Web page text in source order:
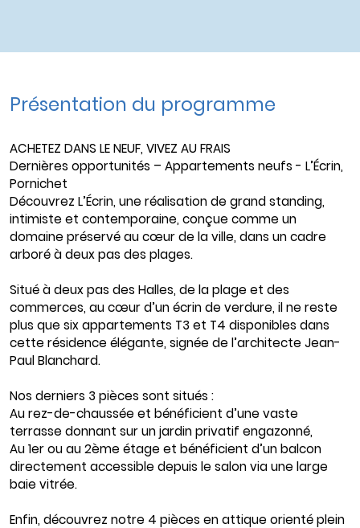
Présentation du programme
ACHETEZ DANS LE NEUF, VIVEZ AU FRAIS
Dernières opportunités – Appartements neufs - L’Écrin,
Pornichet
Découvrez L’Écrin, une réalisation de grand standing,
intimiste et contemporaine, conçue comme un
domaine préservé au cœur de la ville, dans un cadre
arboré à deux pas des plages.
Situé à deux pas des Halles, de la plage et des
commerces, au cœur d’un écrin de verdure, il ne reste
plus que six appartements T3 et T4 disponibles dans
cette résidence élégante, signée de l’architecte Jean-
Paul Blanchard.
Nos derniers 3 pièces sont situés :
Au rez-de-chaussée et bénéficient d’une vaste
terrasse donnant sur un jardin privatif engazonné,
Au 1er ou au 2ème étage et bénéficient d’un balcon
directement accessible depuis le salon via une large
baie vitrée.
Enfin, découvrez notre 4 pièces en attique orienté plein